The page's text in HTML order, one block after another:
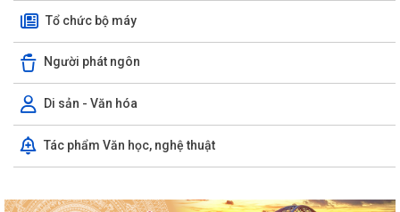
Tổ chức bộ máy
Người phát ngôn
Di sản - Văn hóa
Tác phẩm Văn học, nghệ thuật